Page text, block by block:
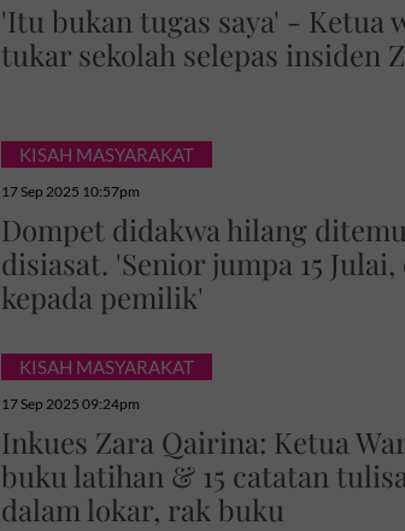
'Itu bukan tugas saya' - Ketua
tukar sekolah selepas insiden
KISAH MASYARAKAT
17 Sep 2025 10:57pm
Dompet didakwa hilang
disiasat. 'Senior jumpa 15
kepada pemilik'
KISAH MASYARAKAT
17 Sep 2025 09:24pm
Inkues Zara Qairina: Ketua
buku latihan & 15 catatan
dalam lokar, rak buku